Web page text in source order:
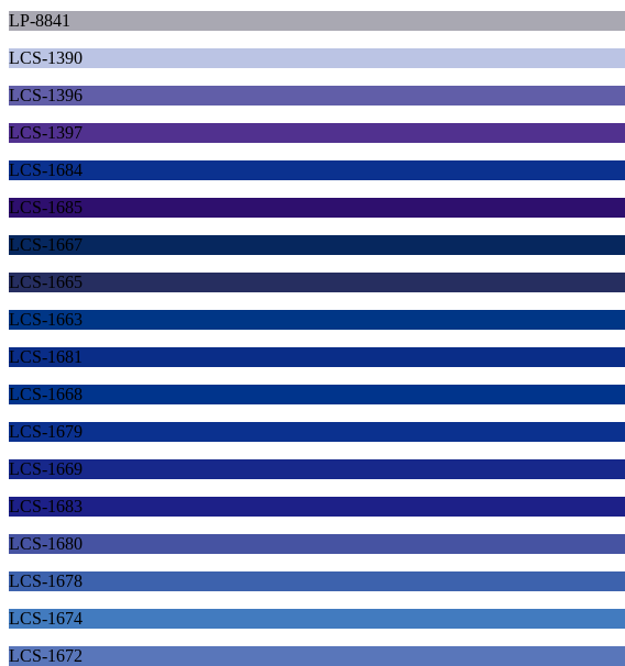
LP-8841
LCS-1390
LCS-1396
LCS-1397
LCS-1684
LCS-1685
LCS-1667
LCS-1665
LCS-1663
LCS-1681
LCS-1668
LCS-1679
LCS-1669
LCS-1683
LCS-1680
LCS-1678
LCS-1674
LCS-1672